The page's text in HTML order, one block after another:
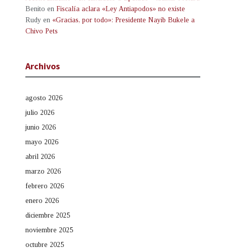
Benito en Fiscalía aclara «Ley Antiapodos» no existe
Rudy en «Gracias, por todo»: Presidente Nayib Bukele a
Chivo Pets
Archivos
agosto 2026
julio 2026
junio 2026
mayo 2026
abril 2026
marzo 2026
febrero 2026
enero 2026
diciembre 2025
noviembre 2025
octubre 2025